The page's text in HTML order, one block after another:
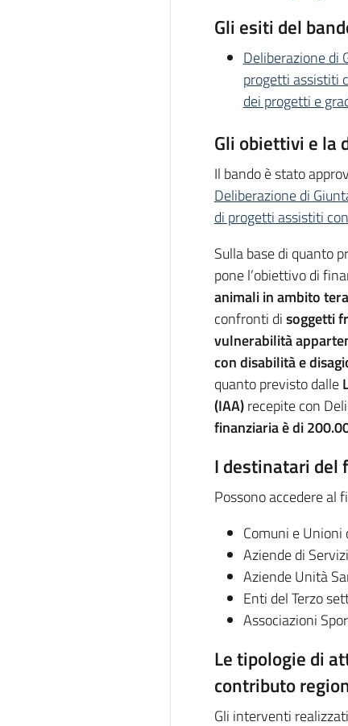
Gli esiti del
Deliberazione di
progetti assistiti
dei progetti e
Gli obiettivi e la
Il bando è stato
Deliberazione di
di progetti assistiti
Sulla base di quanto
pone l’obiettivo di
animali in ambito
confronti disoggetti
vulnerabilità
con disabilità e
quanto previsto dalle
(IAA)recepite con
finanziaria è di
I destinatari del
Possono accedere al
Comuni e Unioni
Aziende di
Aziende Unità
Enti del Terzo
Associazioni
Le tipologie di
contributo
Gli interventi